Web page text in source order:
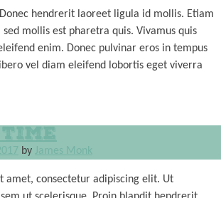
hendrerit laoreet ligula id mollis. Etiam
mollis est pharetra quis. Vivamus quis
enim. Donec pulvinar eros in tempus
vel diam eleifend lobortis eget viverra
by James Monk
amet, consectetur adipiscing elit. Ut